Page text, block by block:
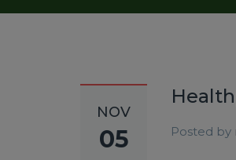
NOV
05 Posted by